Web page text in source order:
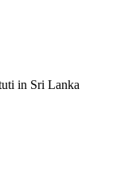
in Sri Lanka